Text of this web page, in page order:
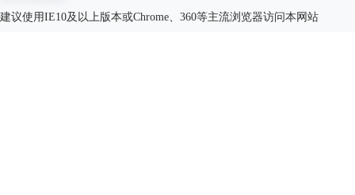
建议使用IE10及以上版本或Chrome、360等主流浏览器访问本网站